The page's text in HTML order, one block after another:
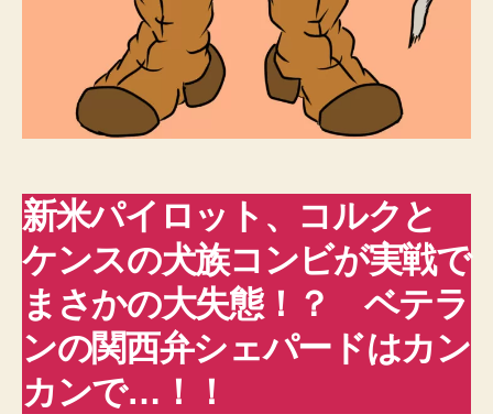
③
へ
新米パイロット、コルクと
ケンスの犬族コンビが実戦で
まさかの大失態！？ ベテラ
ンの関西弁シェパードはカン
カンで…！！